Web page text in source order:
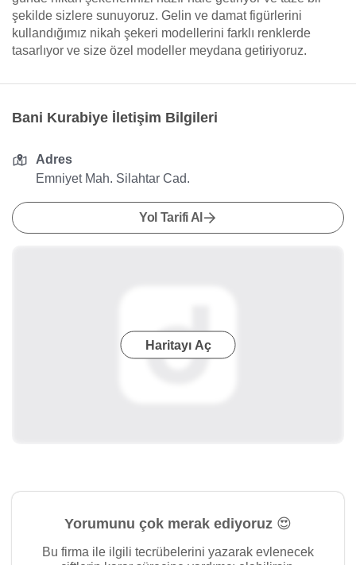
şekilde sizlere sunuyoruz. Gelin ve damat figürlerini
kullandığımız nikah şekeri modellerini farklı renklerde
tasarlıyor ve size özel modeller meydana getiriyoruz.
Bani Kurabiye İletişim Bilgileri
Adres
Emniyet Mah. Silahtar Cad.
Yol Tarifi Al
Haritayı Aç
Yorumunu çok merak ediyoruz 😍
Bu firma ile ilgili tecrübelerini yazarak evlenecek